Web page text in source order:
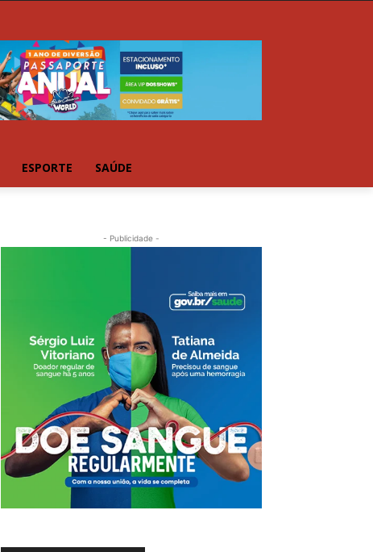
ESPORTE SAÚDE
- Publicidade -